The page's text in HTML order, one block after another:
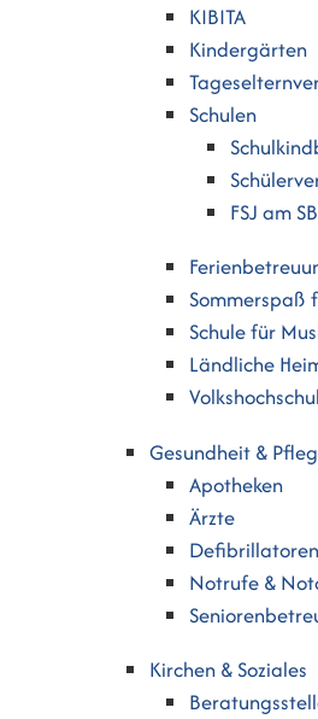
KIBITA
Kindergärten
Schulen
FSJ am
Sommerspaß
Schule für
Ländliche
Gesundheit &
Apotheken
Ärzte
Defibrillatoren
Notrufe &
Kirchen & Soziales